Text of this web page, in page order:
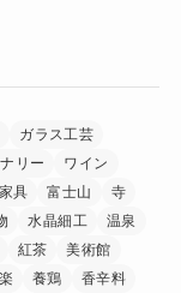
ガラス工芸
リー
ワイン
家具 富士山
寺
水晶細工
温泉
紅茶
美術館
養鶏 香辛料